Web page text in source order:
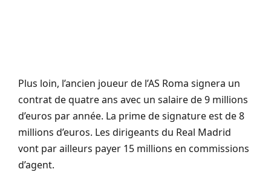
Plus loin, l’ancien joueur de l’AS Roma signera un
contrat de quatre ans avec un salaire de 9 millions
d’euros par année. La prime de signature est de 8
millions d’euros. Les dirigeants du Real Madrid
vont par ailleurs payer 15 millions en commissions
d’agent.